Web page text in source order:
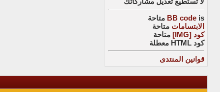
BB code is
متاحة
الابتسامات متاحة
كود [IMG]
متاحة
كود HTML
معطلة
قوانين المنتدى